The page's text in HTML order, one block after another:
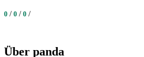
0 / 0 / 0 /
Über panda